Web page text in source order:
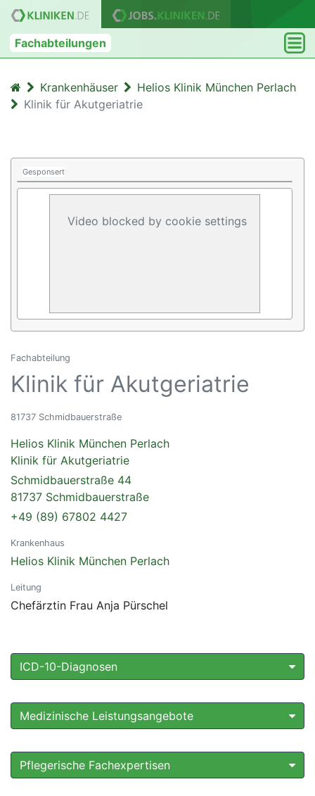
Fachabteilungen
Krankenhäuser
Helios Klinik München Perlach
Klinik für Akutgeriatrie
Gesponsert
Video blocked by cookie settings
Fachabteilung
Klinik für Akutgeriatrie
81737 Schmidbauerstraße
Helios Klinik München Perlach
Klinik für Akutgeriatrie
Schmidbauerstraße 44
81737 Schmidbauerstraße
+49 (89) 67802 4427
Krankenhaus
Helios Klinik München Perlach
Leitung
Chefärztin Frau Anja Pürschel
ICD-10-Diagnosen
Medizinische Leistungsangebote
Pflegerische Fachexpertisen